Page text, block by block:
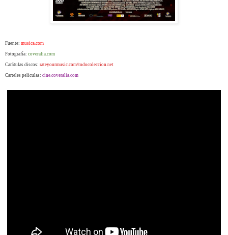
Fuente: musica.com
Fotografía: coveralia.com
Carátulas discos: rateyourmusic.com/todocoleccion.net
Carteles peliculas: cine.coveralia.com